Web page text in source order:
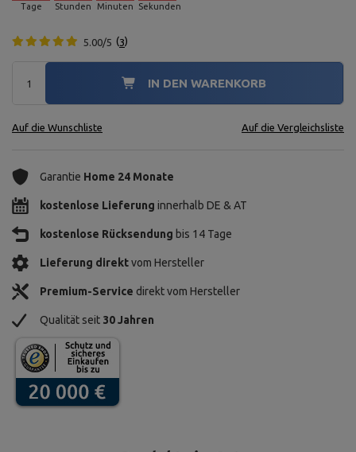
Tage Stunden Minuten Sekunden
5.00/5 3
IN DEN WARENKORB
Auf die Wunschliste Auf die Vergleichsliste
Garantie Home 24 Monate
kostenlose Lieferung innerhalb DE & AT
kostenlose Rücksendung bis 14 Tage
Lieferung direktvom Hersteller
Premium-Service direkt vom Hersteller
Qualität seit 30 Jahren